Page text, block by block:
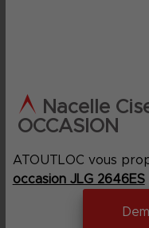
Nacelle
OCCASION
ATOUTLOC vous
occasion JLG 2646ES